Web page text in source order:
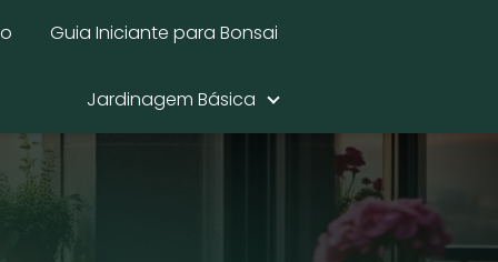
Guia Iniciante para Bonsai
Jardinagem Básica